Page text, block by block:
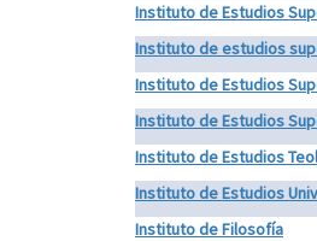
Instituto de Estudios
Instituto de estudios
Instituto de Estudios
Instituto de Estudios
Instituto de Estudios
Instituto de Estudios
Instituto de Filosofía